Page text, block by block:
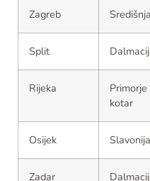
Zagreb
Split
Rijeka
kotar
Osijek Slavonija
Zadar